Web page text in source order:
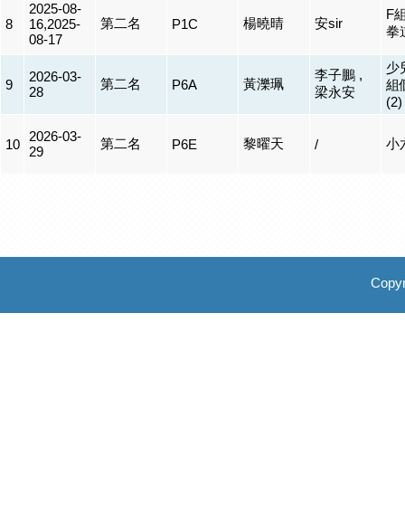
8
2025-08-
16,2025-
08-17
第二名 P1C 楊曉晴 安sir
F
拳
9
2026-03-
28
第二名 P6A 黃濼珮
李子鵬 ,
梁永安
少
組
(2)
10
2026-03-
29
第二名 P6E 黎曜天 / 小